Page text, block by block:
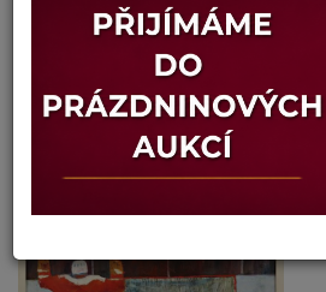
Jiří Salajka
63. ČEŠI SKÓRUJÍ PROTI ŠVÉDŮM
Dosažená cena:Dostupné po přihlášení
Vyvolávací cena: 2 200 Kč